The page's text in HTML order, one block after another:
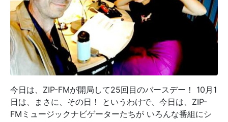
今日は、ZIP-FMが開局して25回目のバースデー！ 10月1
日は、まさに、その日！ というわけで、今日は、ZIP-
FMミュージックナビゲーターたちが いろんな番組にシ